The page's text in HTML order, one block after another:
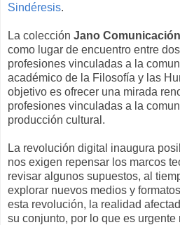
Sindéresis.
La colección Jano
como lugar de encuentro entre
profesiones vinculadas a la
académico de la Filosofía y las
objetivo es ofrecer una mirada
profesiones vinculadas a la
producción cultural.
La revolución digital inaugura
nos exigen repensar los marcos
revisar algunos supuestos, al
explorar nuevos medios y
esta revolución, la realidad
su conjunto, por lo que es